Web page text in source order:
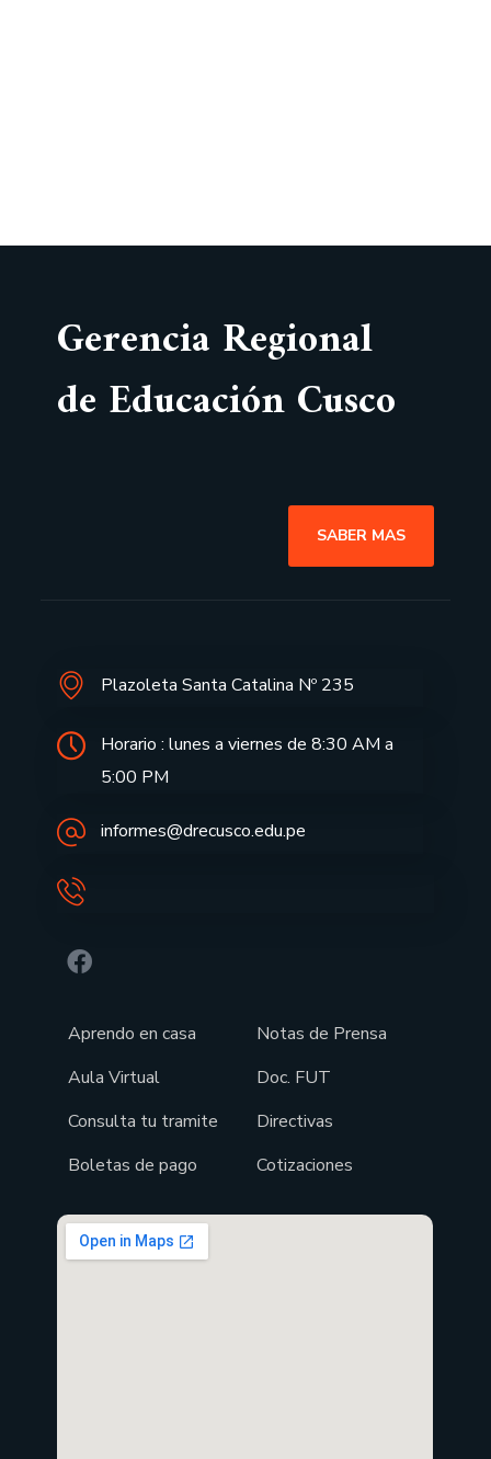
Gerencia Regional
de Educación Cusco
SABER MAS
Plazoleta Santa Catalina Nº 235
Horario : lunes a viernes de 8:30 AM a
5:00 PM
informes@drecusco.edu.pe
Aprendo en casa
Aula Virtual
Consulta tu tramite
Boletas de pago
Notas de Prensa
Doc. FUT
Directivas
Cotizaciones